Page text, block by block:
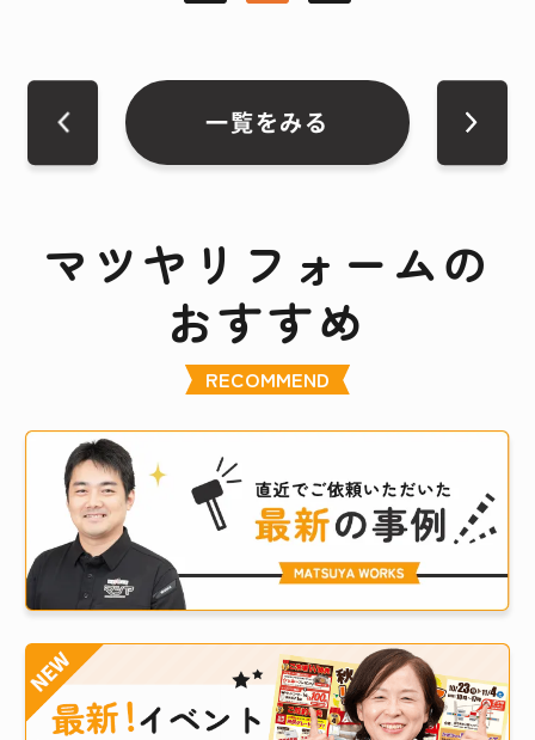
一覧をみる
マツヤリフォームの
おすすめ
RECOMMEND